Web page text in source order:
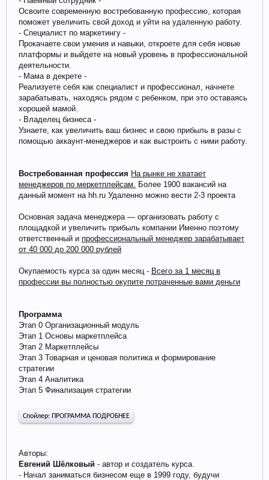
Освоите современную востребованную профессию, которая
поможет увеличить свой доход и уйти на удаленную работу.
- Специалист по маркетингу -
Прокачаете свои умения и навыки, откроете для себя новые
платформы и выйдете на новый уровень в профессиональной
деятельности.
- Мама в декрете -
Реализуете себя как специалист и профессионал, начнете
зарабатывать, находясь рядом с ребенком, при это оставаясь
хорошей мамой.
- Владелец бизнеса -
Узнаете, как увеличить ваш бизнес и свою прибыль в разы с
помощью аккаунт-менеджеров и как выстроить с ними работу.
Востребованная профессия На рынке не хватает
менеджеров по меркетплейсам.
Более 1900 вакансий на
данный момент на hh.ru Удаленно можно вести 2-3 проекта
Основная задача менеджера — организовать работу с
площадкой и увеличить прибыль компании Именно поэтому
ответственный и профессиональный менеджер зарабатывает
от 40 000 до 200 000 рублей
Окупаемость курса за один месяц - Всего за 1 месяц в
профессии вы полностью окупите потраченные вами деньги
Программа
Этап 0 Организационный модуль
Этап 1 Основы маркетплейса
Этап 2 Маркетплейсы
Этап 3 Товарная и ценовая политика и формирование
стратегии
Этап 4 Аналитика
Этап 5 Финализация стратегии
Спойлер: ПРОГРАММА ПОДРОБНЕЕ
Авторы:
Евгений Шёлковый - автор и создатель курса.
- Начал заниматься бизнесом еще в 1999 году, будучи